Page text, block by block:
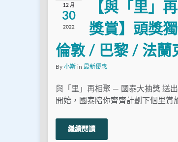
12 月
30
2022
【與「里」
獎賞】頭獎
倫敦 / 巴黎 / 法蘭
By 小斯 in 最新優惠
與「里」再相聚 — 國泰大抽獎 送
開始，國泰陪你齊齊計劃下個里賞
繼續閱讀